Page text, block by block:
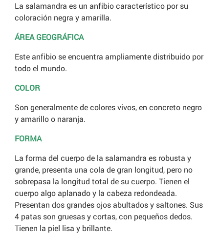
La salamandra es un anfibio característico por su
coloración negra y amarilla.
ÁREA GEOGRÁFICA
Este anfibio se encuentra ampliamente distribuido por
todo el mundo.
COLOR
Son generalmente de colores vivos, en concreto negro
y amarillo o naranja.
FORMA
La forma del cuerpo de la salamandra es robusta y
grande, presenta una cola de gran longitud, pero no
sobrepasa la longitud total de su cuerpo. Tienen el
cuerpo algo aplanado y la cabeza redondeada.
Presentan dos grandes ojos abultados y saltones. Sus
4 patas son gruesas y cortas, con pequeños dedos.
Tienen la piel lisa y brillante.